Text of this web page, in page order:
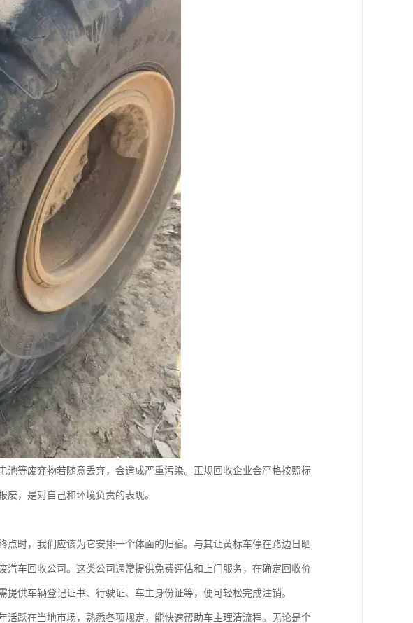
等废弃物若随意丢弃，会造成严重污染。正规回收企业会严格按照标
，是对自己和环境负责的表现。
时，我们应该为它安排一个体面的归宿。与其让黄标车停在路边日晒
车回收公司。这类公司通常提供免费评估和上门服务，在确定回收价
供车辆登记证书、行驶证、车主身份证等，便可轻松完成注销。
跃在当地市场，熟悉各项规定，能快速帮助车主理清流程。无论是个